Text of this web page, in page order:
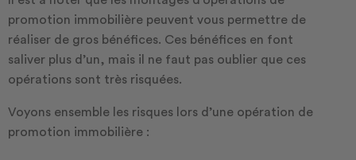
promotion immobilière peuvent vous permettre de
réaliser de gros bénéfices. Ces bénéfices en font
saliver plus d’un, mais il ne faut pas oublier que ces
opérations sont très risquées.
Voyons ensemble les risques lors d’une opération de
promotion immobilière :